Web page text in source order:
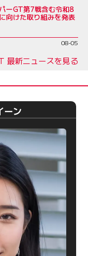
ーGT第7戦含む令和8
向けた取り組みを発表
08-05
最新ニュースを見る
ーン